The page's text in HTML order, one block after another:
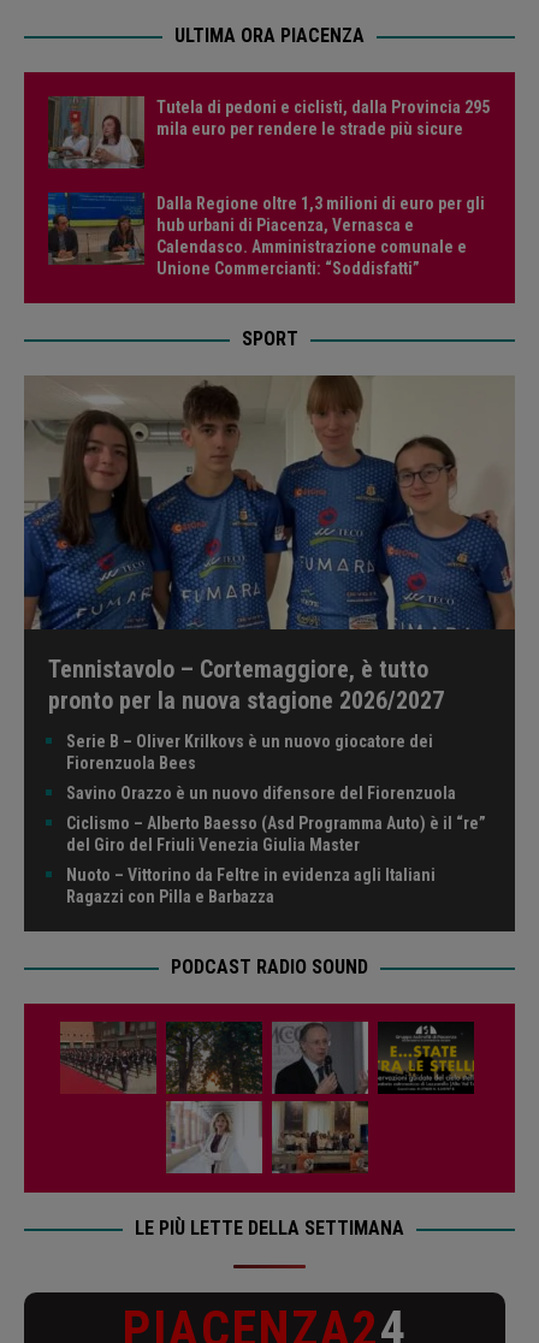
ULTIMA ORA PIACENZA
Tutela di pedoni e ciclisti, dalla Provincia 295
mila euro per rendere le strade più sicure
Dalla Regione oltre 1,3 milioni di euro per gli
hub urbani di Piacenza, Vernasca e
Calendasco. Amministrazione comunale e
Unione Commercianti: “Soddisfatti”
SPORT
Tennistavolo – Cortemaggiore, è tutto
pronto per la nuova stagione 2026/2027
Serie B – Oliver Krilkovs è un nuovo giocatore dei
Fiorenzuola Bees
Savino Orazzo è un nuovo difensore del Fiorenzuola
Ciclismo – Alberto Baesso (Asd Programma Auto) è il “re”
del Giro del Friuli Venezia Giulia Master
Nuoto – Vittorino da Feltre in evidenza agli Italiani
Ragazzi con Pilla e Barbazza
PODCAST RADIO SOUND
LE PIÙ LETTE DELLA SETTIMANA
PIACENZA24